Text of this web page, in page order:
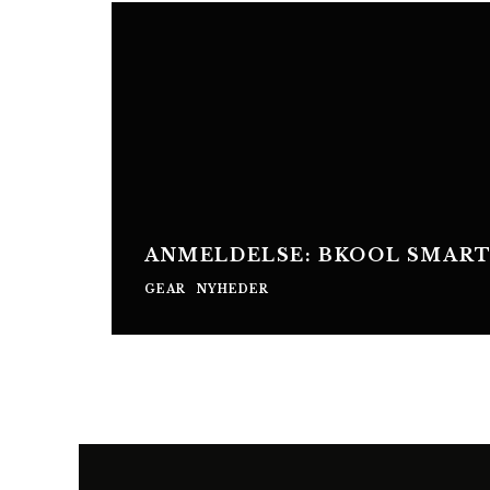
ANMELDELSE: BKOOL
GEAR NYHEDER